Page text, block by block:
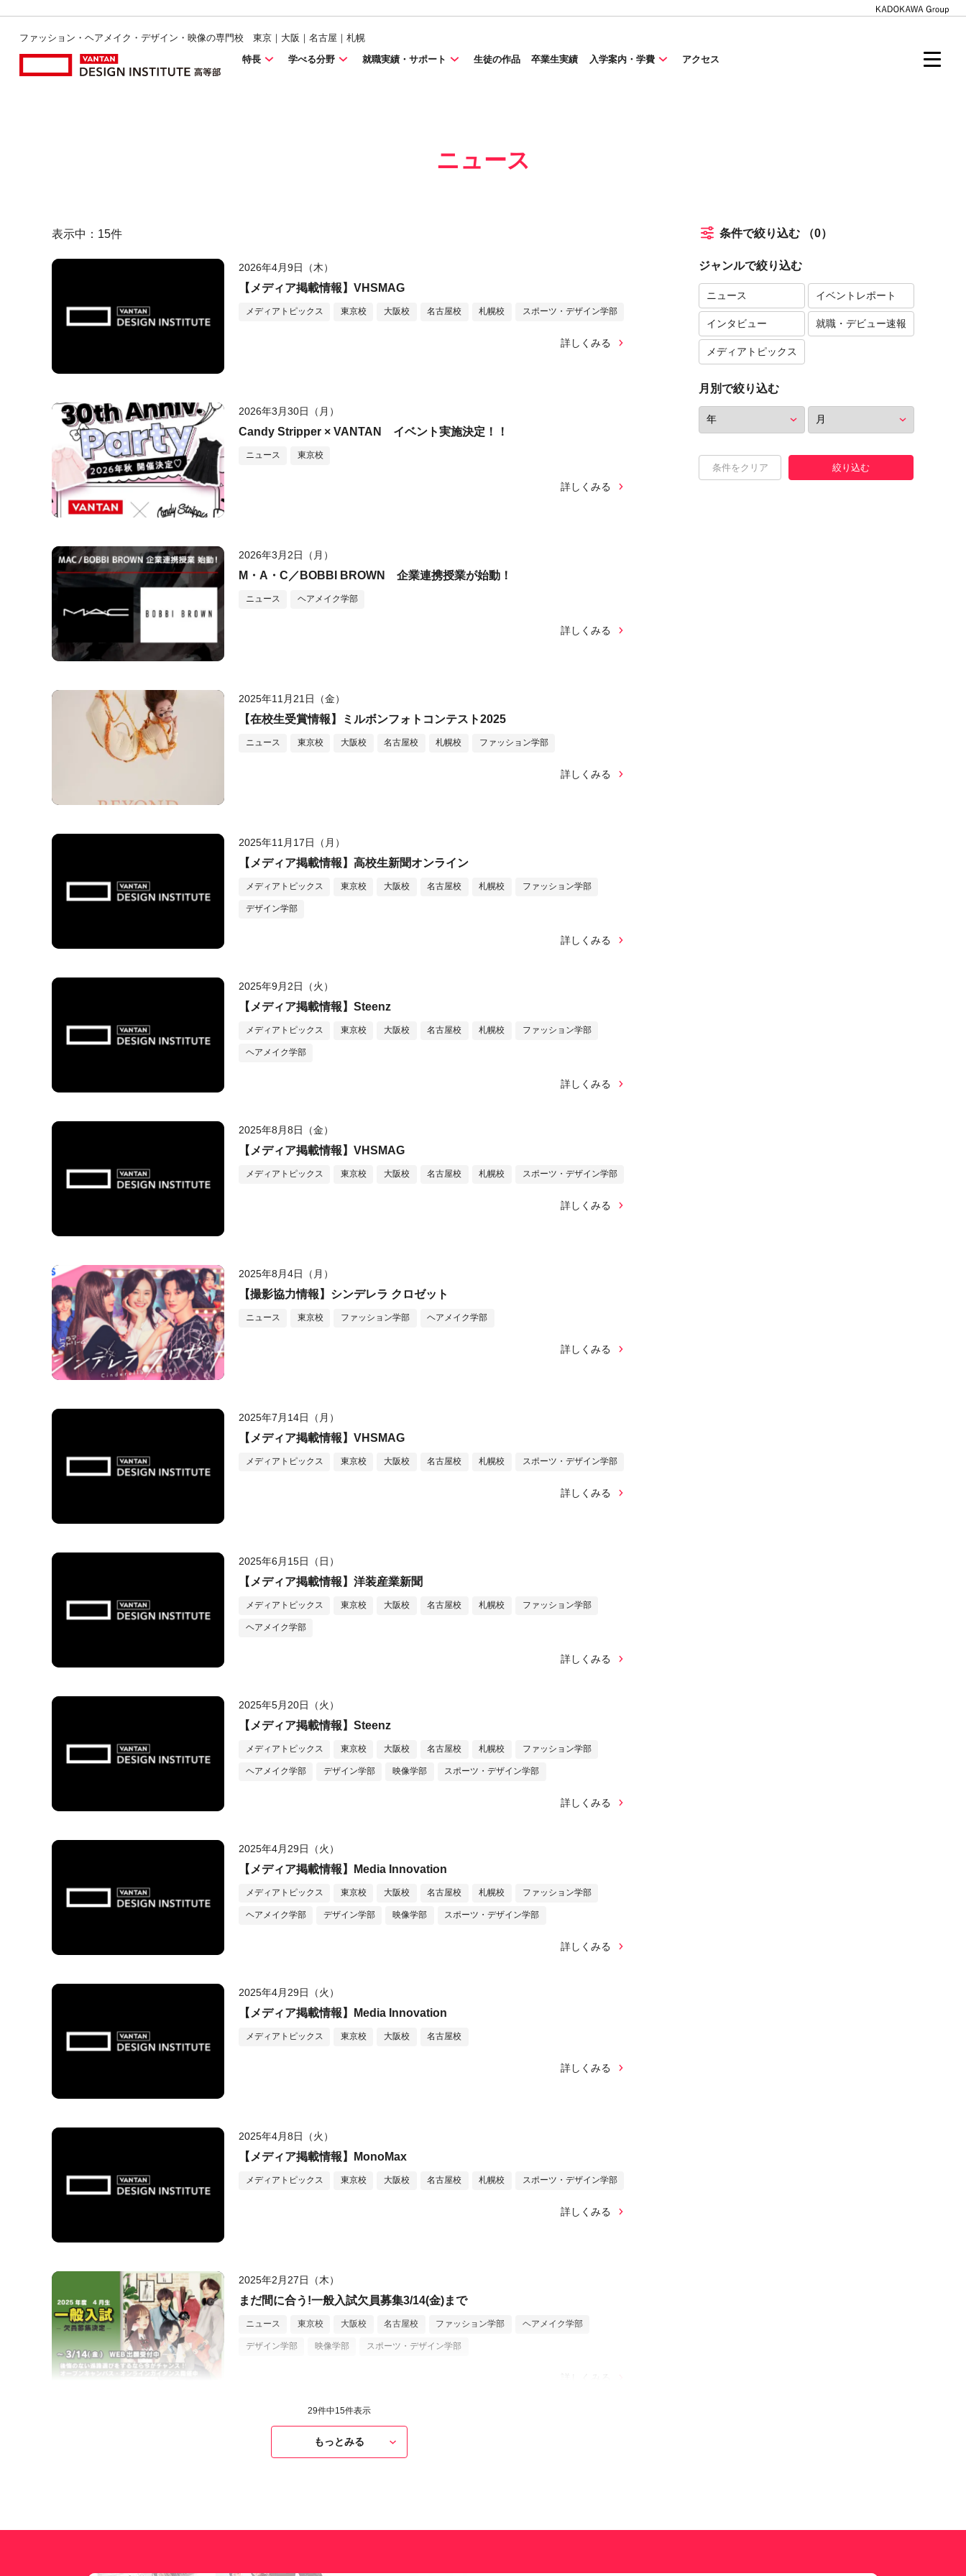
ファッション・ヘアメイク・デザイン・映像の専門校 東京｜大阪｜名古屋｜札幌
特長
学べる分野 就職実績・サポート 生徒の作品 卒業生実績 入学案内・学費 アクセス
ニュース
表示中： 15件
2026年4月9日（木）
【メディア掲載情報】VHSMAG
メディアトピックス 東京校 大阪校 名古屋校 札幌校 スポーツ・デザイン学部
詳しくみる
2026年3月30日（月）
Candy Stripper × VANTAN イベント実施決定！！
ニュース 東京校
詳しくみる
2026年3月2日（月）
M・A・C／BOBBI BROWN 企業連携授業が始動！
ニュース ヘアメイク学部
詳しくみる
2025年11月21日（金）
【在校生受賞情報】ミルボンフォトコンテスト2025
ニュース 東京校 大阪校 名古屋校 札幌校 ファッション学部
詳しくみる
2025年11月17日（月）
【メディア掲載情報】高校生新聞オンライン
メディアトピックス 東京校 大阪校 名古屋校 札幌校 ファッション学部
デザイン学部
詳しくみる
2025年9月2日（火）
【メディア掲載情報】Steenz
メディアトピックス 東京校 大阪校 名古屋校 札幌校 ファッション学部
ヘアメイク学部
詳しくみる
2025年8月8日（金）
【メディア掲載情報】VHSMAG
メディアトピックス 東京校 大阪校 名古屋校 札幌校 スポーツ・デザイン学部
詳しくみる
2025年8月4日（月）
【撮影協力情報】シンデレラ クロゼット
ニュース 東京校 ファッション学部 ヘアメイク学部
詳しくみる
2025年7月14日（月）
【メディア掲載情報】VHSMAG
メディアトピックス 東京校 大阪校 名古屋校 札幌校 スポーツ・デザイン学部
詳しくみる
2025年6月15日（日）
【メディア掲載情報】洋装産業新聞
メディアトピックス 東京校 大阪校 名古屋校 札幌校 ファッション学部
ヘアメイク学部
詳しくみる
2025年5月20日（火）
【メディア掲載情報】Steenz
メディアトピックス 東京校 大阪校 名古屋校 札幌校 ファッション学部
ヘアメイク学部 デザイン学部 映像学部 スポーツ・デザイン学部
詳しくみる
2025年4月29日（火）
【メディア掲載情報】Media Innovation
メディアトピックス 東京校 大阪校 名古屋校 札幌校 ファッション学部
ヘアメイク学部 デザイン学部 映像学部 スポーツ・デザイン学部
詳しくみる
2025年4月29日（火）
【メディア掲載情報】Media Innovation
メディアトピックス 東京校 大阪校 名古屋校
詳しくみる
2025年4月8日（火）
【メディア掲載情報】MonoMax
メディアトピックス 東京校 大阪校 名古屋校 札幌校 スポーツ・デザイン学部
詳しくみる
2025年2月27日（木）
まだ間に合う!一般入試欠員募集3/14(金)まで
ニュース 東京校 大阪校 名古屋校 ファッション学部 ヘアメイク学部
デザイン学部 映像学部 スポーツ・デザイン学部
29件中15件表示
もっとみる
条件で絞り込む （0）
ジャンルで絞り込む
ニュース イベントレポート
インタビュー 就職・デビュー速報
メディアトピックス
月別で絞り込む
条件をクリア 絞り込む